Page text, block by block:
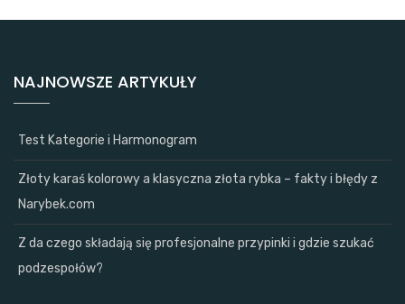
NAJNOWSZE ARTYKUŁY
Test Kategorie i Harmonogram
Złoty karaś kolorowy a klasyczna złota rybka – fakty i błędy z
Narybek.com
Z da czego składają się profesjonalne przypinki i gdzie szukać
podzespołów?